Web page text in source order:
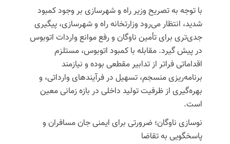
با توجه به تصریح وزیر راه و شهرسازی بر وجود کمبود
شدید، انتظار می‌رود وزارتخانه راه و شهرسازی، پیگیری
جدی‌تری برای تأمین ناوگان و رفع موانع واردات اتوبوس
در پیش گیرد. مقابله با کمبود اتوبوس، مستلزم
اقداماتی فراتر از تدابیر مقطعی بوده و نیازمند
برنامه‌ریزی منسجم، تسهیل در فرآیندهای وارداتی، و
بهره‌گیری از ظرفیت تولید داخلی در بازه زمانی معین
است.
نوسازی ناوگان؛ ضرورتی برای ایمنی جان مسافران و
پاسخگویی به تقاضا